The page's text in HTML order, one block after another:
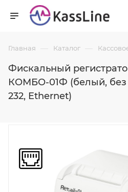
Главная — Каталог —
Фискальный
КОМБО-01Ф (белый, без
232, Ethernet)